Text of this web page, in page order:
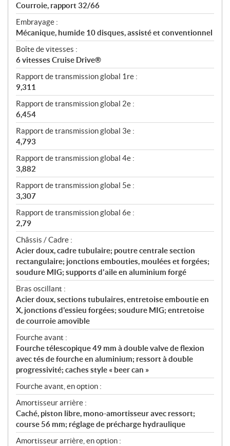
Courroie, rapport 32/66
Embrayage :
Mécanique, humide 10 disques, assisté et conventionnel
Boîte de vitesses :
6 vitesses Cruise Drive®
Rapport de transmission global 1re :
9,311
Rapport de transmission global 2e :
6,454
Rapport de transmission global 3e :
4,793
Rapport de transmission global 4e :
3,882
Rapport de transmission global 5e :
3,307
Rapport de transmission global 6e :
2,79
Châssis / Cadre :
Acier doux, cadre tubulaire; poutre centrale section
rectangulaire; jonctions embouties, moulées et forgées;
soudure MIG; supports d'aile en aluminium forgé
Bras oscillant :
Acier doux, sections tubulaires, entretoise emboutie en
X, jonctions d'essieu forgées; soudure MIG; entretoise
de courroie amovible
Fourche avant :
Fourche télescopique 49 mm à double valve de flexion
avec tés de fourche en aluminium; ressort à double
progressivité; caches style « beer can »
Fourche avant, en option :
Amortisseur arrière :
Caché, piston libre, mono-amortisseur avec ressort;
course 56 mm; réglage de précharge hydraulique
Amortisseur arrière, en option :